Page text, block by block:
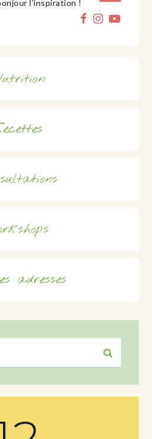
l’inspiration !
adresses